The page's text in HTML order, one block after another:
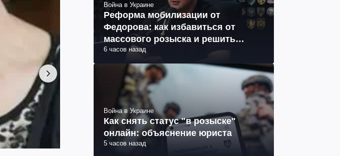
Война в Украине
Реформа мобилизации от
Федорова: как избавиться от
массового розыска и решить
проблему СОЧ
6 часов назад
Война в Украине
Как снять статус "в розыске"
онлайн: объяснение юриста
5 часов назад